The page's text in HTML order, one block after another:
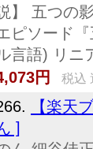
】 五つの
ピソード
言語) リニ
円
税込
【楽天
]